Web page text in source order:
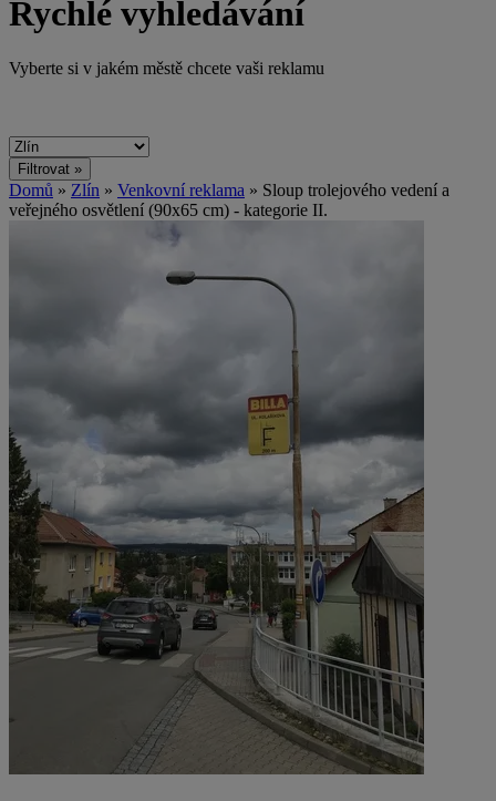
Rychlé vyhledávání
Vyberte si v jakém městě chcete vaši reklamu
Domů » Zlín » Venkovní reklama » Sloup trolejového vedení a
veřejného osvětlení (90x65 cm) - kategorie II.